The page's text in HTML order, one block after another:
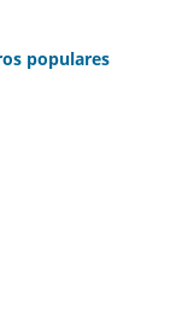
populares